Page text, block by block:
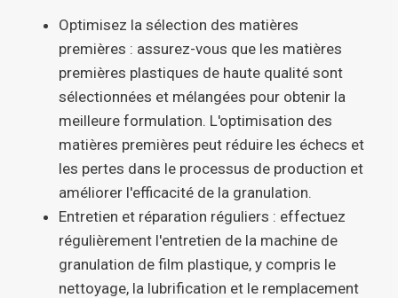
Optimisez la sélection des matières
premières : assurez-vous que les matières
premières plastiques de haute qualité sont
sélectionnées et mélangées pour obtenir la
meilleure formulation. L'optimisation des
matières premières peut réduire les échecs et
les pertes dans le processus de production et
améliorer l'efficacité de la granulation.
Entretien et réparation réguliers : effectuez
régulièrement l'entretien de la machine de
granulation de film plastique, y compris le
nettoyage, la lubrification et le remplacement